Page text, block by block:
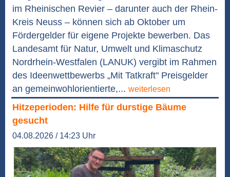
im Rheinischen Revier – darunter auch der Rhein-
Kreis Neuss – können sich ab Oktober um
Fördergelder für eigene Projekte bewerben. Das
Landesamt für Natur, Umwelt und Klimaschutz
Nordrhein-Westfalen (LANUK) vergibt im Rahmen
des Ideenwettbewerbs „Mit Tatkraft" Preisgelder
an gemeinwohlorientierte,... weiterlesen
Hitzeperioden: Hilfe für durstige Bäume
gesucht
04.08.2026 / 14:23 Uhr